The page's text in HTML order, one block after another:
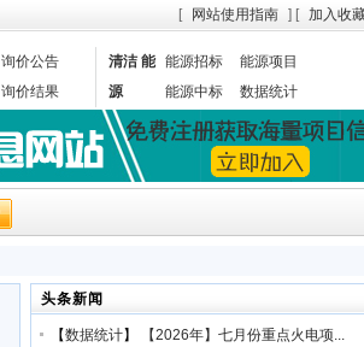
[ 网站使用指南 ] [ 加入收
询价公告
询价结果
清洁 能
源
能源招标
能源项目
能源中标
数据统计
头条新闻
【数据统计】
【2026年】七月份重点火电项...